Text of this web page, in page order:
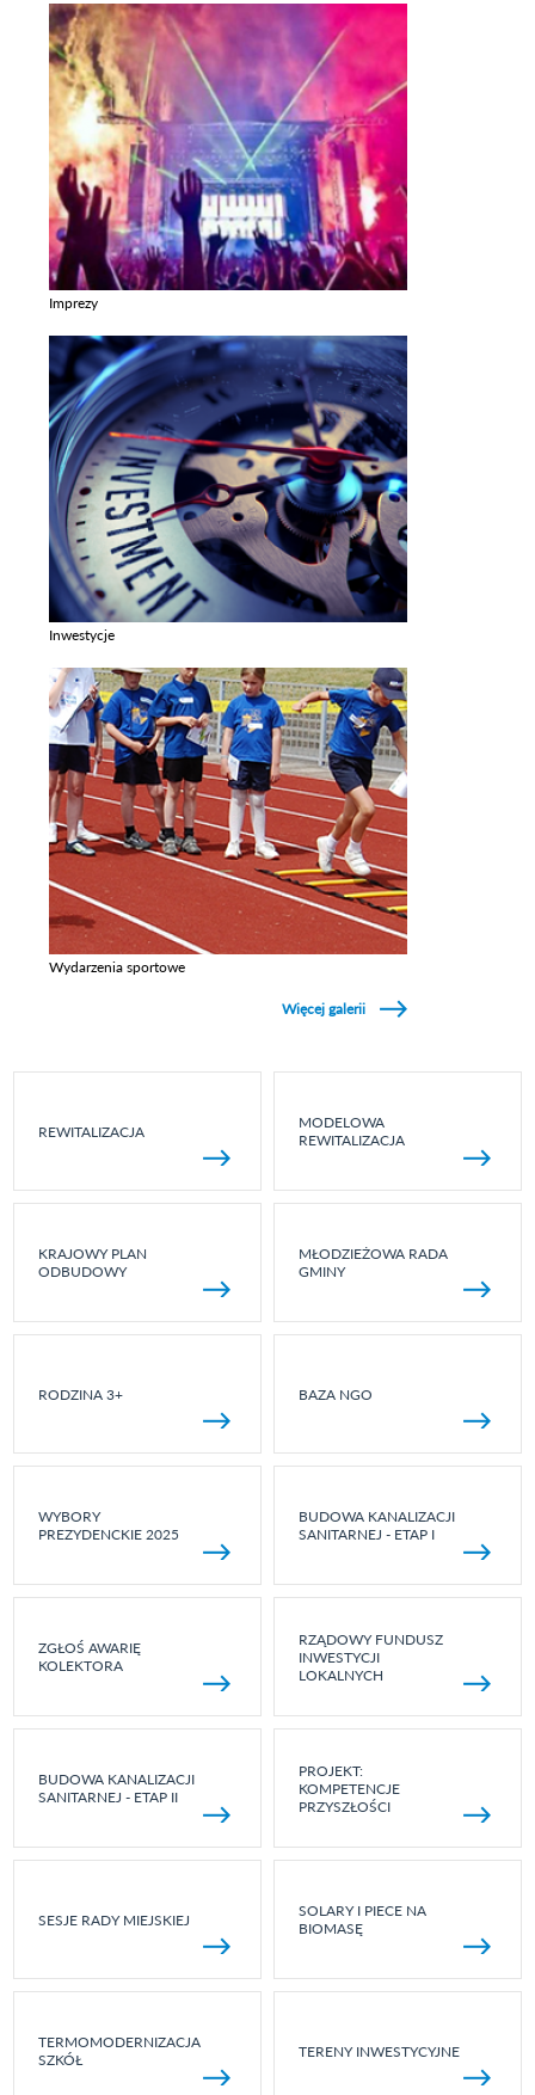
Imprezy
Inwestycje
Wydarzenia sportowe
Więcej galerii
REWITALIZACJA
MODELOWA
REWITALIZACJA
KRAJOWY PLAN
ODBUDOWY
MŁODZIEŻOWA RADA
GMINY
RODZINA 3+ BAZA NGO
WYBORY
PREZYDENCKIE 2025
BUDOWA KANALIZACJI
SANITARNEJ - ETAP I
ZGŁOŚ AWARIĘ
KOLEKTORA
RZĄDOWY FUNDUSZ
INWESTYCJI
LOKALNYCH
BUDOWA KANALIZACJI
SANITARNEJ - ETAP II
PROJEKT:
KOMPETENCJE
PRZYSZŁOŚCI
SESJE RADY MIEJSKIEJ
SOLARY I PIECE NA
BIOMASĘ
TERMOMODERNIZACJA
SZKÓŁ
TERENY INWESTYCYJNE